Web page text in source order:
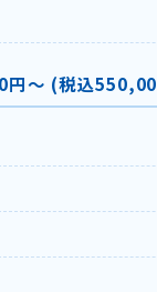
円～ (税込